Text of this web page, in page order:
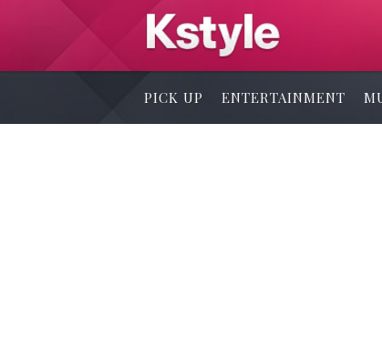
PICK UP ENTERTAINMENT